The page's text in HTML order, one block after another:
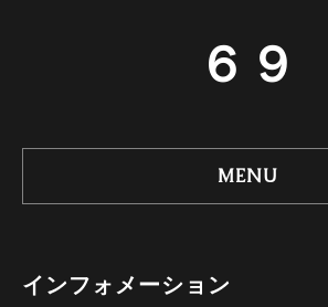
６９
MENU
インフォメーション